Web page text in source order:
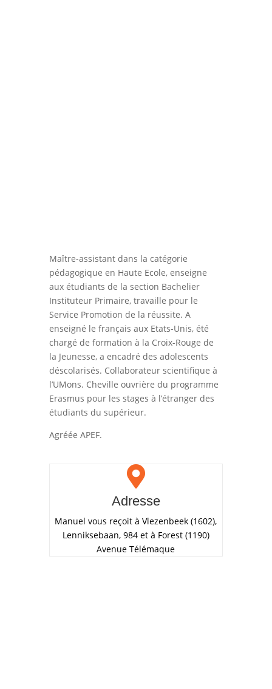
Maître-assistant dans la catégorie
pédagogique en Haute Ecole, enseigne
aux étudiants de la section Bachelier
Instituteur Primaire, travaille pour le
Service Promotion de la réussite. A
enseigné le français aux Etats-Unis, été
chargé de formation à la Croix-Rouge de
la Jeunesse, a encadré des adolescents
déscolarisés. Collaborateur scientifique à
l’UMons. Cheville ouvrière du programme
Erasmus pour les stages à l’étranger des
étudiants du supérieur.
Agréée APEF.

Adresse
Manuel vous reçoit à Vlezenbeek (1602),
Lenniksebaan, 984 et à Forest (1190)
Avenue Télémaque